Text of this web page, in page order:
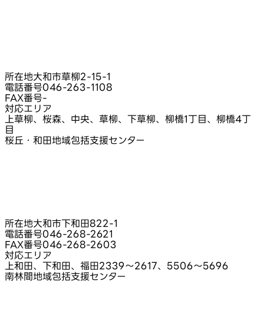
所在地大和市草柳2-15-1
電話番号046-263-1108
FAX番号-
対応エリア
上草柳、桜森、中央、草柳、下草柳、柳橋1丁目、柳橋4丁
目
桜丘・和田地域包括支援センター
所在地大和市下和田822-1
電話番号046-268-2621
FAX番号046-268-2603
対応エリア
上和田、下和田、福田2339～2617、5506～5696
南林間地域包括支援センター